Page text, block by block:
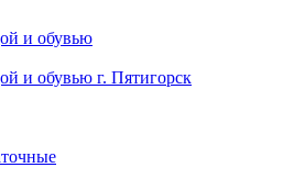
и обувью
и обувью г. Пятигорск